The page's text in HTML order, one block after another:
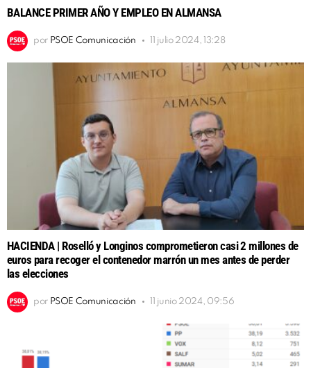
BALANCE PRIMER AÑO Y EMPLEO EN ALMANSA
por PSOE Comunicación 11 julio 2024, 13:28
HACIENDA | Roselló y Longinos comprometieron casi 2 millones de
euros para recoger el contenedor marrón un mes antes de perder
las elecciones
por PSOE Comunicación 11 junio 2024, 09:56